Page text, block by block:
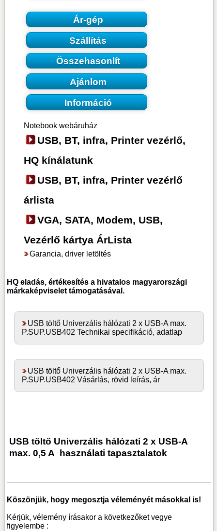
Ár-gép
Szállítás
Összehasonlít
Ajánlom
Információ
Notebook webáruház
USB, BT, infra, Printer vezérlő,
HQ kínálatunk
USB, BT, infra, Printer vezérlő
árlista
VGA, SATA, Modem, USB,
Vezérlő kártya ÁrLista
Garancia, driver letöltés
HQ eladás, értékesítés a hivatalos magyarországi
márkaképviselet támogatásával.
USB töltő Univerzális hálózati 2 x USB-A max.
P.SUP.USB402 Technikai specifikáció, adatlap
USB töltő Univerzális hálózati 2 x USB-A max.
P.SUP.USB402 Vásárlás, rövid leírás, ár
USB töltő Univerzális hálózati 2 x USB-A
max. 0,5 A használati tapasztalatok
Köszönjük, hogy megosztja véleményét másokkal is!
Kérjük, vélemény írásakor a következőket vegye
figyelembe :